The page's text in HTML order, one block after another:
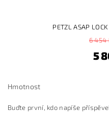
PETZL ASAP
6 454
5
Hmotnost
Buďte první, kdo napíše